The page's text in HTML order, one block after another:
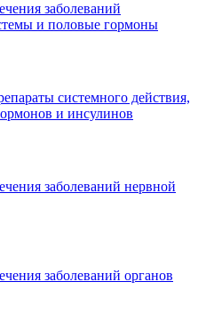
заболеваний
и половые гормоны
системного действия,
и инсулинов
заболеваний нервной
заболеваний органов